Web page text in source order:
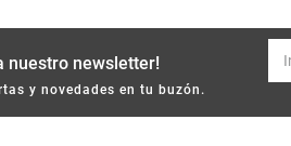
nuestro newsletter!
y novedades en tu buzón.